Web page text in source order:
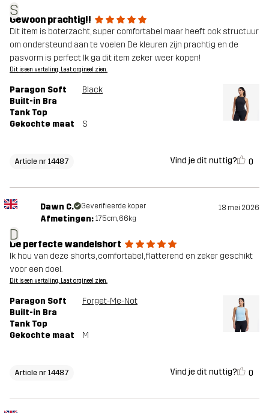
S
Gewoon prachtig!!
Dit item is boterzacht, super comfortabel maar heeft ook structuur
om ondersteund aan te voelen De kleuren zijn prachtig en de
pasvorm is perfect Ik ga dit item zeker weer kopen!
Dit is een vertaling. Laat orgineel zien.
Paragon Soft
Built-in Bra
Tank Top
Black
Gekochte maat S
Article nr 14487 Vind je dit nuttig? 0
D
Dawn C. Geverifieerde koper 18 mei 2026
Afmetingen: 175cm, 66kg
De perfecte wandelshort
Ik hou van deze shorts, comfortabel, flatterend en zeker geschikt
voor een doel.
Dit is een vertaling. Laat orgineel zien.
Paragon Soft
Built-in Bra
Tank Top
Forget-Me-Not
Gekochte maat M
Article nr 14487 Vind je dit nuttig? 0